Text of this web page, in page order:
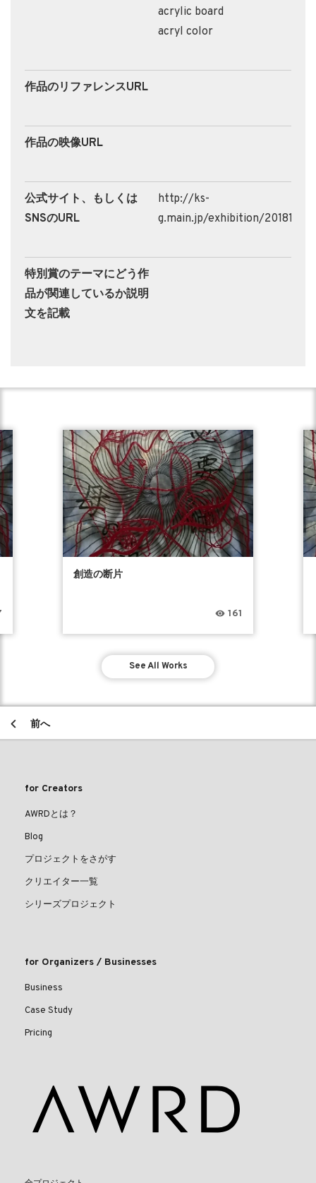
acrylic board
acryl color
作品のリファレンスURL
作品の映像URL
公式サイト、もしくは
SNSのURL
http://ks-
g.main.jp/exhibition/
特別賞のテーマにどう作
品が関連しているか説明
文を記載
創造の断片
161
See All Works
前へ
for Creators
AWRDとは？
Blog
プロジェクトをさがす
クリエイター一覧
シリーズプロジェクト
for Organizers / Businesses
Business
Case Study
Pricing